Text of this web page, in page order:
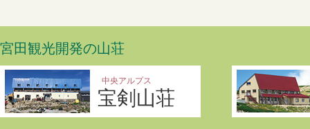
宮田観光開発の山荘
中央アルプス
宝剣山荘